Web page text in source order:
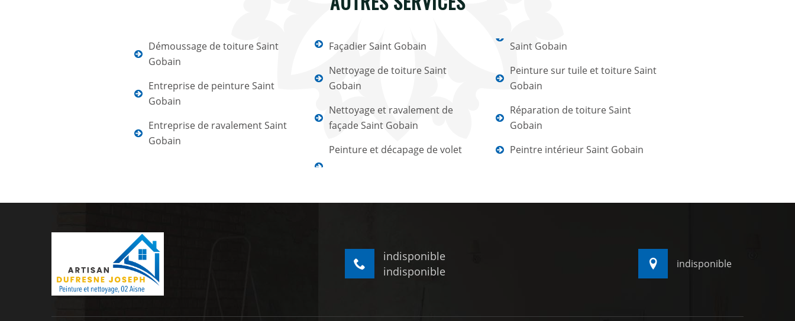
Démoussage de toiture Saint
Gobain
Entreprise de peinture Saint
Gobain
Entreprise de ravalement Saint
Gobain
Façadier Saint Gobain
Nettoyage de toiture Saint
Gobain
Nettoyage et ravalement de
façade Saint Gobain
Peinture et décapage de volet
Saint Gobain
Peinture sur tuile et toiture Saint
Gobain
Réparation de toiture Saint
Gobain
Peintre intérieur Saint Gobain
indisponible
indisponible
indisponible